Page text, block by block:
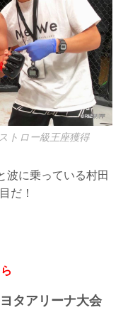
トロー級王座獲得
波に乗っている村田
だ！
タアリーナ大会